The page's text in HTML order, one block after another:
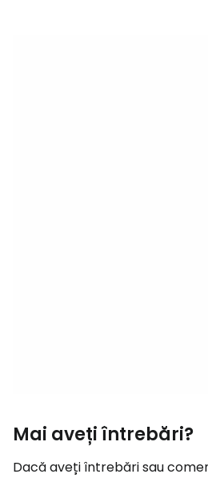
Mai aveți întrebări?
Dacă aveți întrebări sau